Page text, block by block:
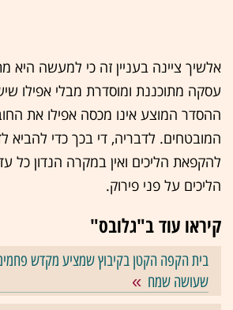
אלשיך ציינה בעניין זה כי למעשה
עסקה מתוכננת ומוסדרת מבלי אפילו
ההסדר המוצע אינו מכסה אפילו את
המובטחים. לדבריה, די בכך כדי
להקפאת הליכים ואין במקרה הנדון כל
הליכים על פני פירוק.
קיראו עוד ב"גלובס"
בית הקפה הקטן בקיבוץ שמציע מקדש
שעושה שמח